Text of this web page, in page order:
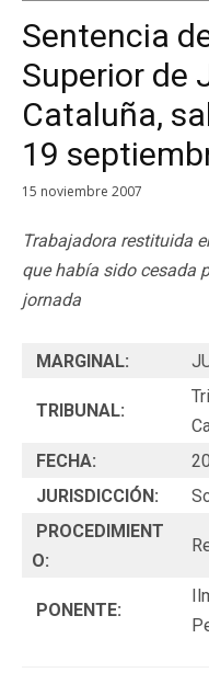
Sentencia
Superior de
Cataluña,
19
15 noviembre 2007
Trabajadora restituida
que había sido cesada
jornada
MARGINAL:
TRIBUNAL:
FECHA:
JURISDICCIÓN:
PROCEDIMIENT
O:
PONENTE: